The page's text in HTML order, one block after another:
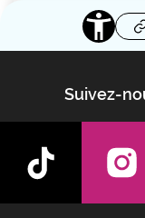
Suivez-